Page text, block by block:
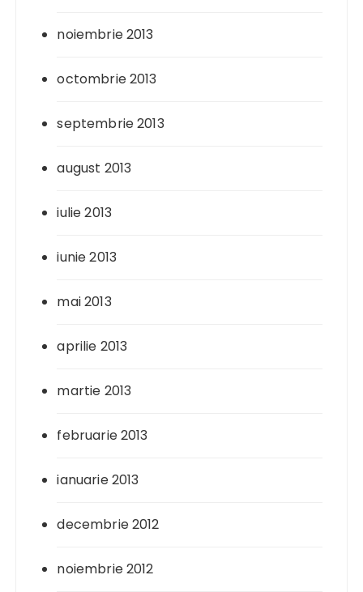
noiembrie 2013
octombrie 2013
septembrie 2013
august 2013
iulie 2013
iunie 2013
mai 2013
aprilie 2013
martie 2013
februarie 2013
ianuarie 2013
decembrie 2012
noiembrie 2012